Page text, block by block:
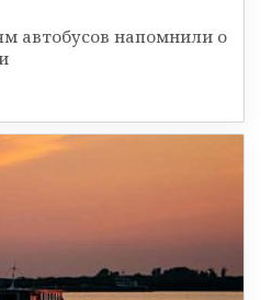
автобусов напомнили о